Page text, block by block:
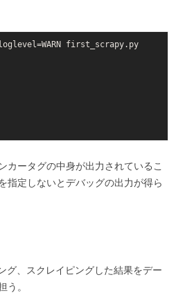
カータグの中身が出力されているこ
指定しないとデバッグの出力が得ら
グ、スクレイピングした結果をデー
う。